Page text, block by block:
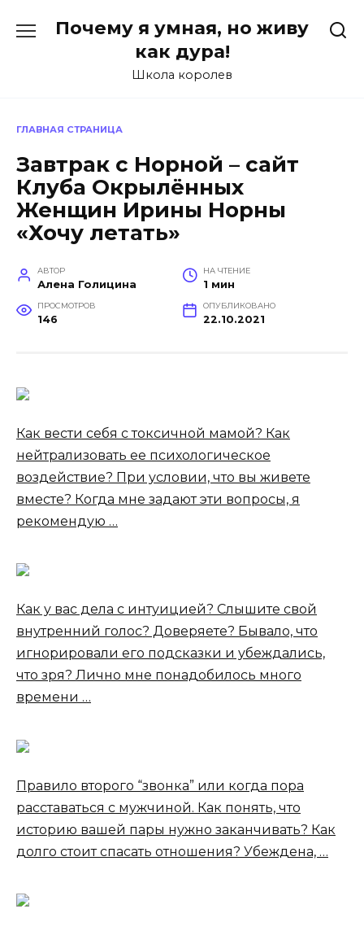
Почему я умная, но живу
как дура!
Школа королев
ГЛАВНАЯ СТРАНИЦА
Завтрак с Норной – сайт
Клуба Окрылённых
Женщин Ирины Норны
«Хочу летать»
АВТОР
Алена Голицина
НА ЧТЕНИЕ
1 мин
ПРОСМОТРОВ
146
ОПУБЛИКОВАНО
22.10.2021
Как вести себя с токсичной мамой? Как
нейтрализовать ее психологическое
воздействие? При условии, что вы живете
вместе? Когда мне задают эти вопросы, я
рекомендую …
Как у вас дела с интуицией? Слышите свой
внутренний голос? Доверяете? Бывало, что
игнорировали его подсказки и убеждались,
что зря? Лично мне понадобилось много
времени …
Правило второго “звонка” или когда пора
расставаться с мужчиной. Как понять, что
историю вашей пары нужно заканчивать? Как
долго стоит спасать отношения? Убеждена, …